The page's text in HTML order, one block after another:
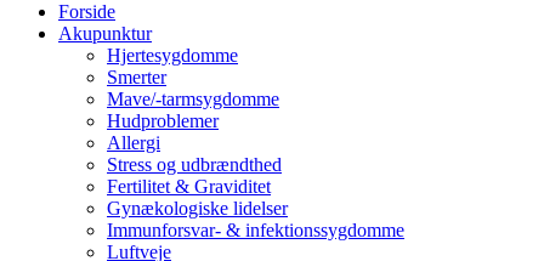
Forside
Akupunktur
Hjertesygdomme
Smerter
Mave/-tarmsygdomme
Hudproblemer
Allergi
Stress og udbrændthed
Fertilitet & Graviditet
Gynækologiske lidelser
Immunforsvar- & infektionssygdomme
Luftveje